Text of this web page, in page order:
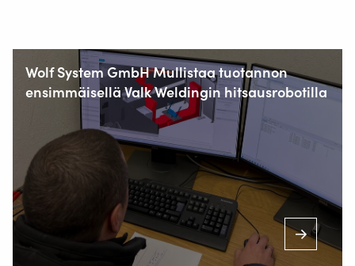
Staalindustrieweg 15
NL-2952 AT Alblasserdam, Netherlands
+358 3 4109 0466
INFO@VALKWELDING.FI
Wolf System GmbH Mullistaa tuotannon
ensimmäisellä Valk Weldingin hitsausrobotilla